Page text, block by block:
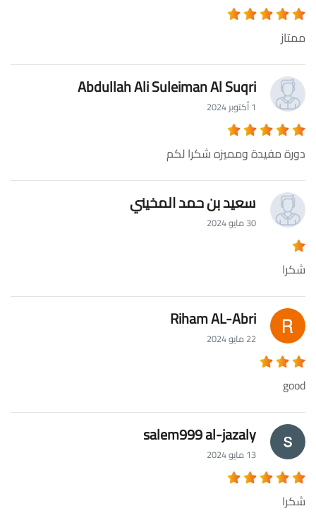
ممتاز
Abdullah Ali Suleiman Al Suqri
1 أكتوبر 2024
دورة مفيدة ومميزه شكرا لكم
سعيد بن حمد المخيني
30 مايو 2024
شكرا
Riham AL-Abri
22 مايو 2024
good
salem999 al-jazaly
13 مايو 2024
شكرا